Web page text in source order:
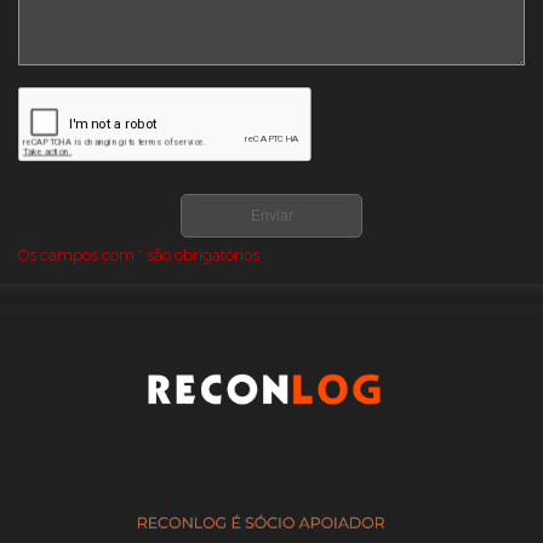
GALPÃO LONADO PARA AGRICOLAS PREÇO
GALPÃO LONADO PARA ARMAZENAGEM COMPRAR
GALPÃO LONADO PARA ARMAZENAGEM PREÇO
GALPÃO PARA ARMAZENAMENTO DE FENO
GALPÃO PARA ARMAZENAMENTO DE GRÃOS
GALPÕES DE LONA PARA ARMAZENAGEM
ONDE COMPRAR GALPAO DE LONA PARA AGRONEGOCIO
ONDE COMPRAR GALPÃO DE LONA PARA ARMAZENAGEM
PREÇO DE GALPÕES LONADOS PARA LOGISTICA E
ARMAZENAGEM
Os campos com * são obrigatórios